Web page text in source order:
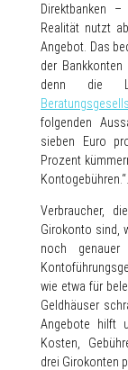
Direktbanken
Realität nutzt
Angebot. Das
der
denn die
folgenden
sieben Euro
Prozent
Kontogebühren.“.
Verbraucher,
Girokonto sind,
noch
wie etwa für
Geldhäuser
Angebote hilft
Kosten,
drei Girokonten